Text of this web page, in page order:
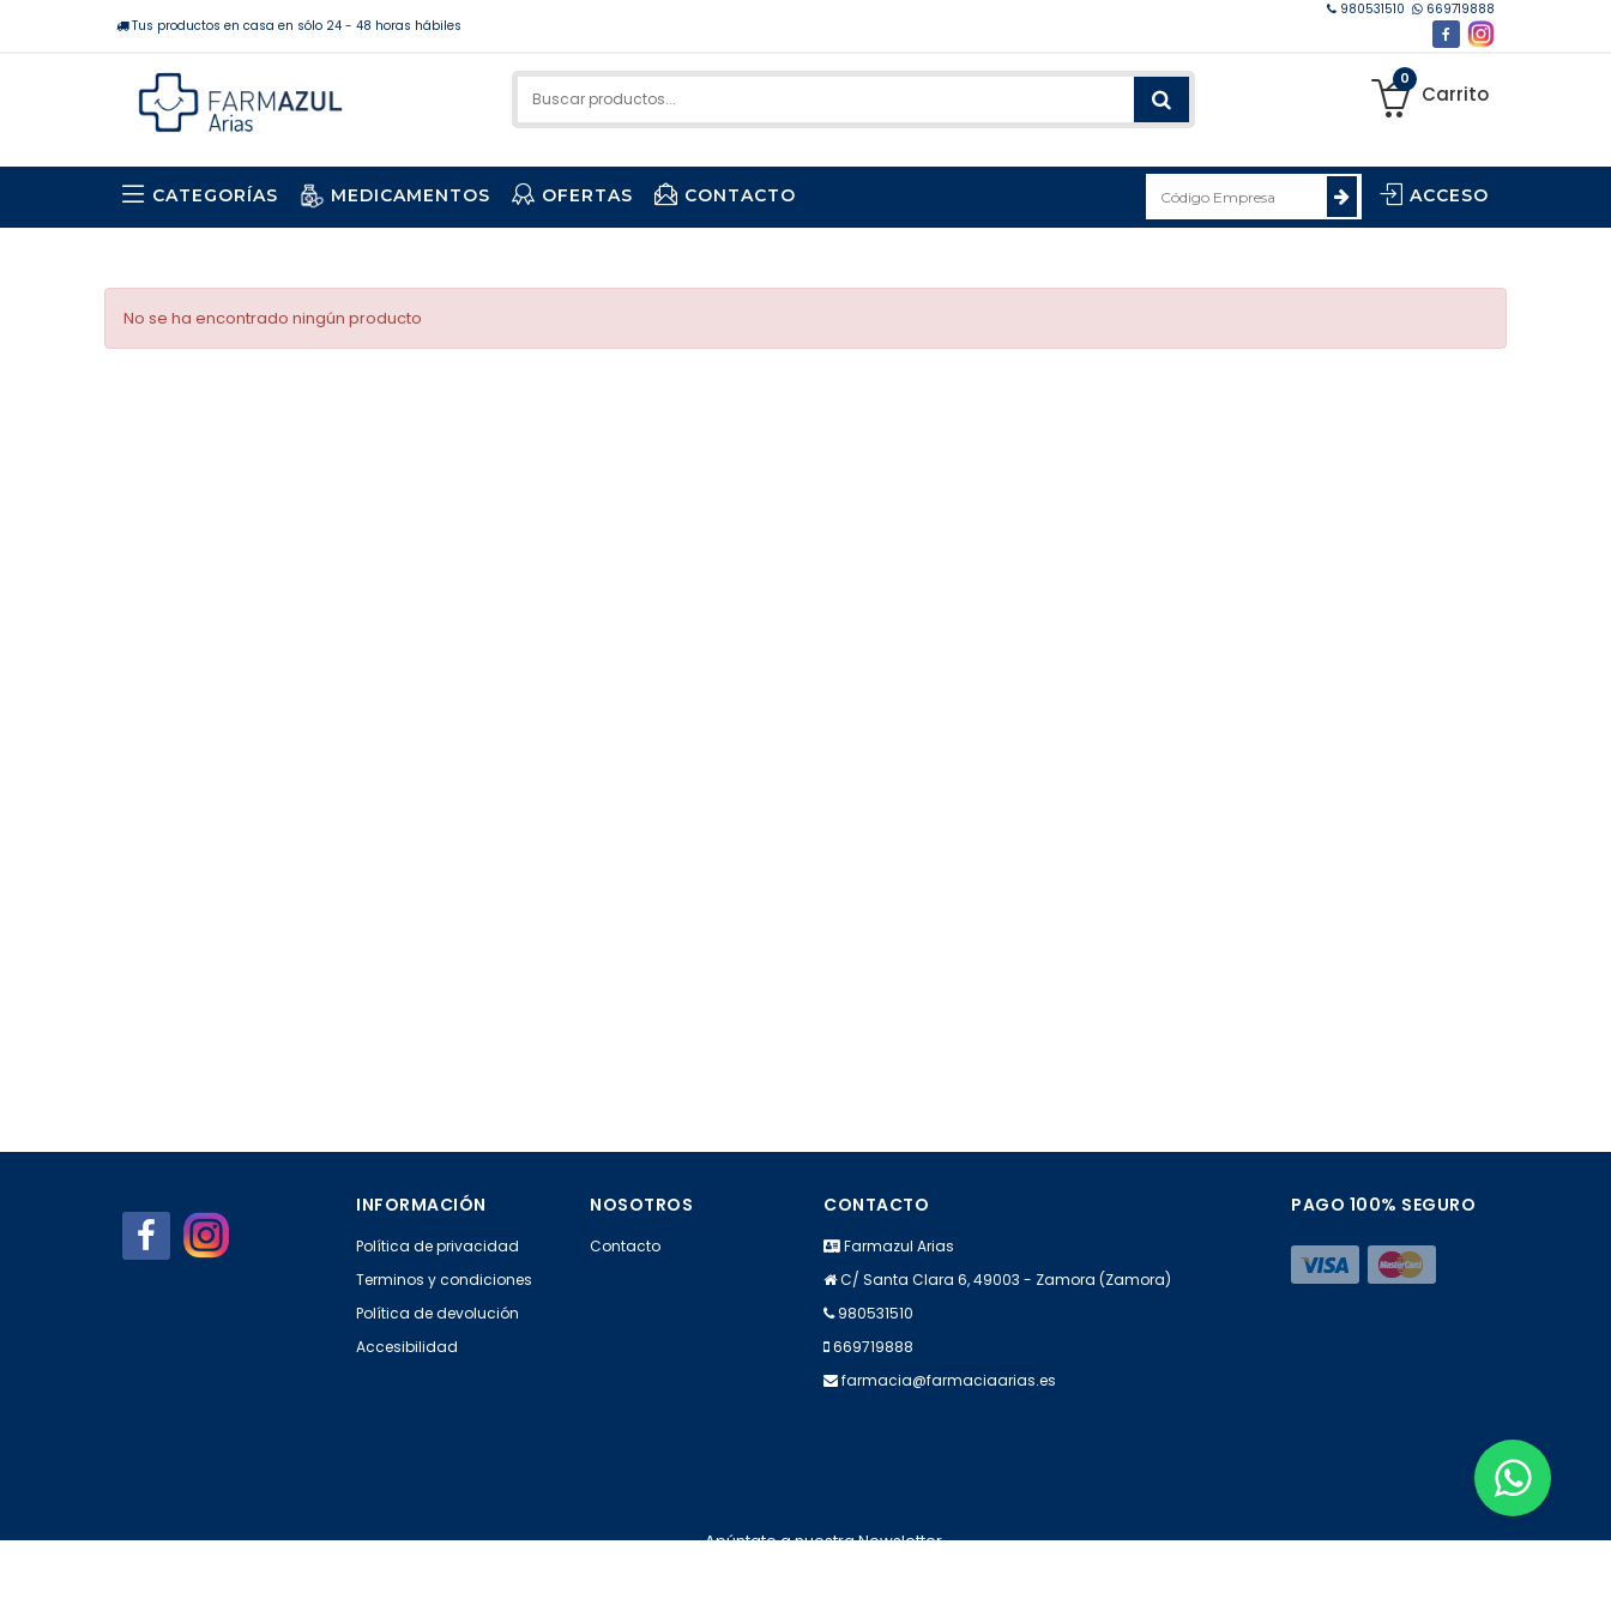
Tus productos en casa en sólo 24 - 48 horas hábiles
980531510 669719888
0
Carrito
CATEGORÍAS MEDICAMENTOS OFERTAS CONTACTO ACCESO
No se ha encontrado ningún producto
INFORMACIÓN
Política de privacidad
Terminos y condiciones
Política de devolución
Accesibilidad
NOSOTROS
Contacto
CONTACTO
Farmazul Arias
C/ Santa Clara 6, 49003 - Zamora (Zamora)
980531510
669719888
farmacia@farmaciaarias.es
PAGO 100% SEGURO
Apúntate a nuestra Newsletter